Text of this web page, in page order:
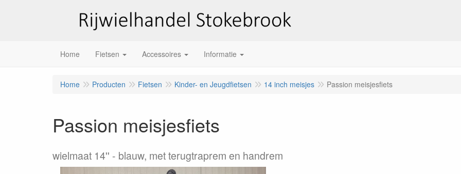
Home Fietsen Accessoires Informatie
Home Producten Fietsen Kinder- en Jeugdfietsen 14 inch meisjes Passion meisjesfiets
Passion meisjesfiets
wielmaat 14'' blauw, met terugtraprem en handrem